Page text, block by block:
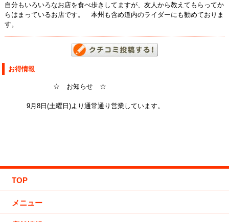
自分もいろいろなお店を食べ歩きしてますが、友人から教えてもらってか
らはまっているお店です。 本州も含め道内のライダーにも勧めておりま
す。
TOP
メニュー
お得情報
☆ お知らせ ☆
9月8日(土曜日)より通常通り営業しています。